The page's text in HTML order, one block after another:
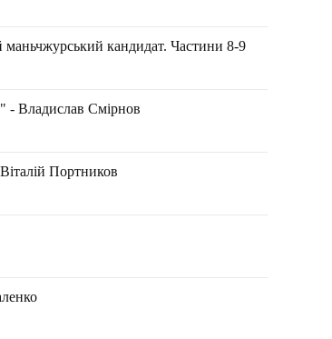
кандидат. Частини 8-9
- Владислав Смірнов
Портников